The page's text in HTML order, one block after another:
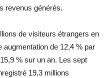
revenus générés.
de visiteurs étrangers en
augmentation de 12,4 % par
% sur un an. Les sept
19,3 millions